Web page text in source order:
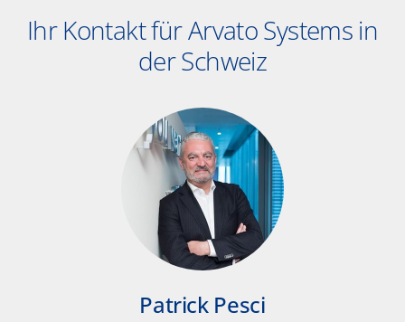
Ihr Kontakt für Arvato Systems in
der Schweiz
Patrick Pesci